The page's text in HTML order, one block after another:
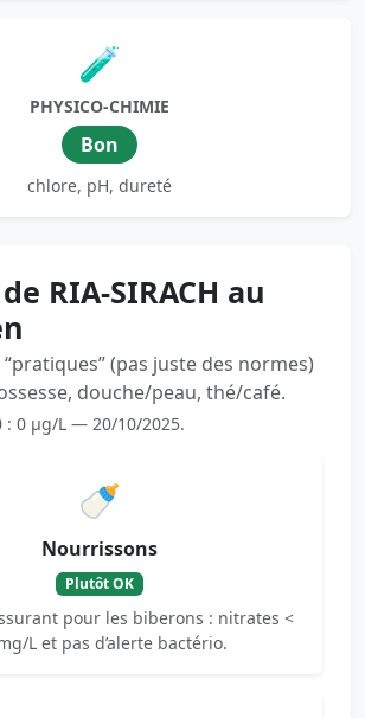
🧪
PHYSICO-CHIMIE
Bon
chlore, pH, dureté
RIA-SIRACH au
(pas juste des normes)
douche/peau, thé/café.
: 0 µg/L — 20/10/2025.
🍼
Nourrissons
Plutôt OK
pour les biberons : nitrates <
L et pas d’alerte bactério.